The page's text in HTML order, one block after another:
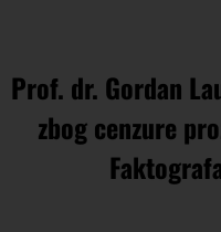
Prof. dr. Gordan
zbog cenzure